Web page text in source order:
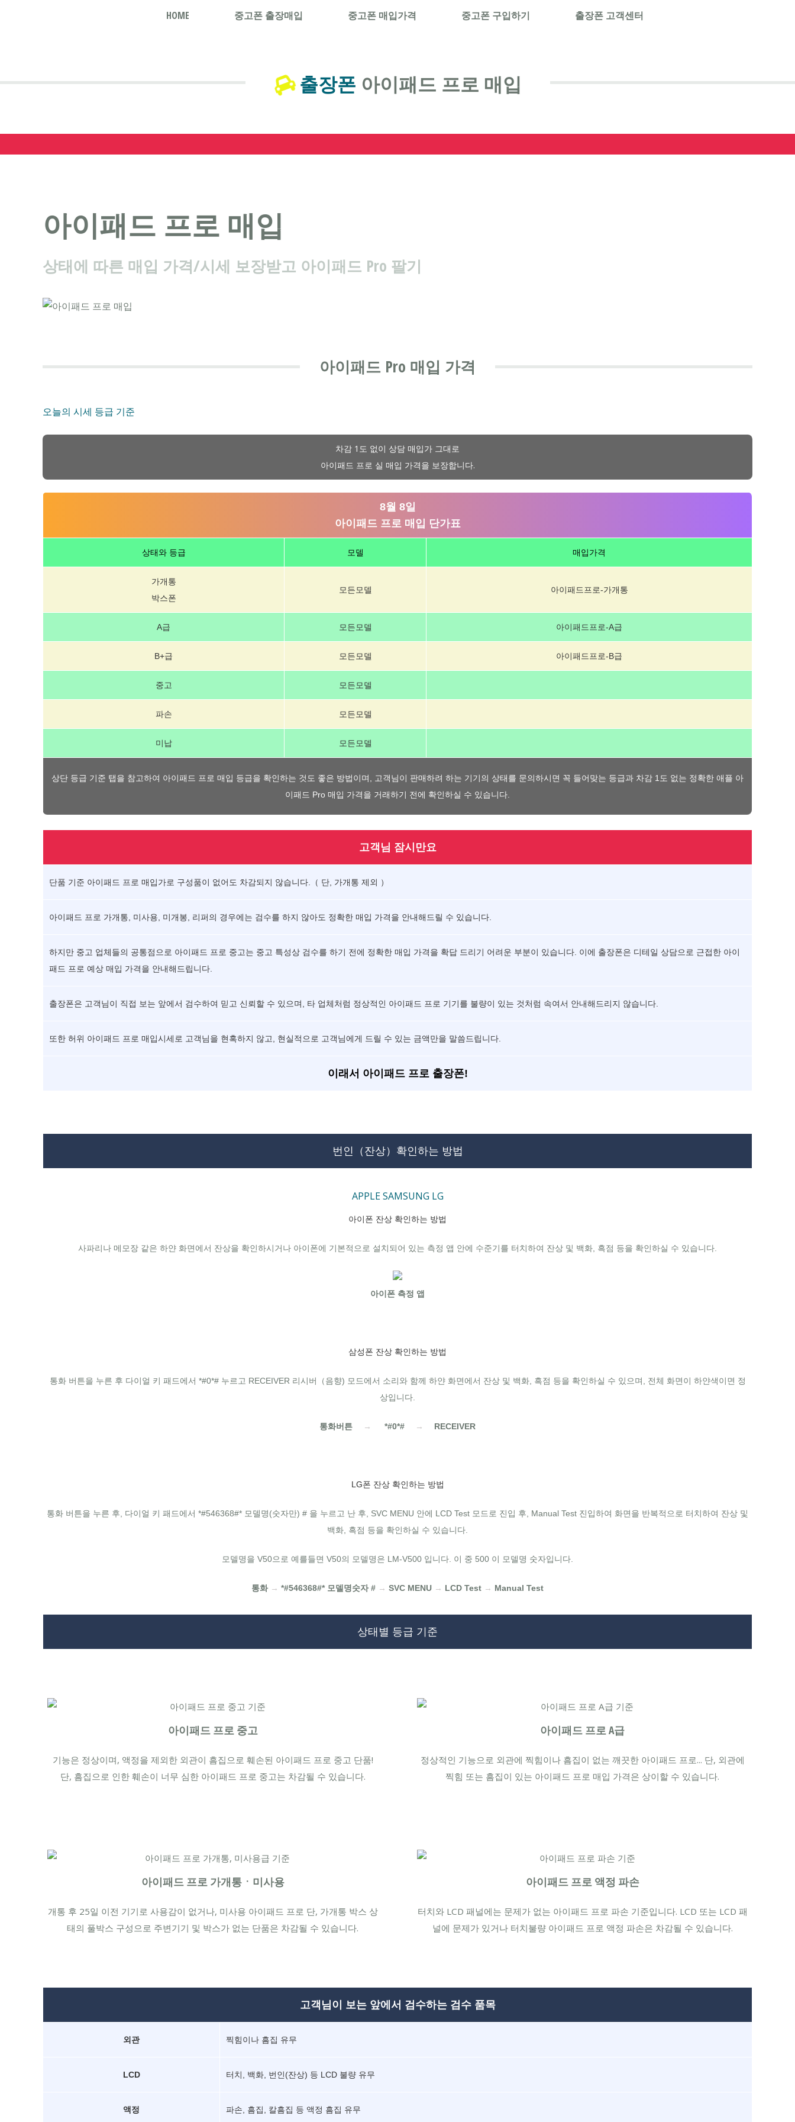
출장폰 아이패드 프로 매입
HOME 중고폰 출장매입 중고폰 매입가격 중고폰 구입하기 출장폰 고객센터
아이패드 프로 매입
상태에 따른 매입 가격/시세 보장받고 아이패드 Pro 팔기
아이패드 Pro 매입 가격
오늘의 시세 등급 기준
차감 1도 없이 상담 매입가 그대로
아이패드 프로 실 매입 가격을 보장합니다.
8월 8일
아이패드 프로 매입 단가표
상태와 등급 모델 매입가격
가개통
박스폰
모든모델 아이패드프로-가개통
A급 모든모델 아이패드프로-A급
B+급 모든모델 아이패드프로-B급
중고 모든모델
파손 모든모델
미납 모든모델
상단 등급 기준 탭을 참고하여 아이패드 프로 매입 등급을 확인하는 것도 좋은 방법이며, 고객님이 판매하려 하는 기기의 상태를 문의하시면 꼭 들어맞는 등급과 차감 1도 없는 정확한 애플 아
이패드 Pro 매입 가격을 거래하기 전에 확인하실 수 있습니다.
고객님 잠시만요
단품 기준 아이패드 프로 매입가로 구성품이 없어도 차감되지 않습니다.（ 단, 가개통 제외 ）
아이패드 프로 가개통, 미사용, 미개봉, 리퍼의 경우에는 검수를 하지 않아도 정확한 매입 가격을 안내해드릴 수 있습니다.
하지만 중고 업체들의 공통점으로 아이패드 프로 중고는 중고 특성상 검수를 하기 전에 정확한 매입 가격을 확답 드리기 어려운 부분이 있습니다. 이에 출장폰은 디테일 상담으로 근접한 아이
패드 프로 예상 매입 가격을 안내해드립니다.
출장폰은 고객님이 직접 보는 앞에서 검수하여 믿고 신뢰할 수 있으며, 타 업체처럼 정상적인 아이패드 프로 기기를 불량이 있는 것처럼 속여서 안내해드리지 않습니다.
또한 허위 아이패드 프로 매입시세로 고객님을 현혹하지 않고, 현실적으로 고객님에게 드릴 수 있는 금액만을 말씀드립니다.
이래서 아이패드 프로 출장폰!
번인（잔상）확인하는 방법
APPLE SAMSUNG LG
아이폰 잔상 확인하는 방법
사파리나 메모장 같은 하얀 화면에서 잔상을 확인하시거나 아이폰에 기본적으로 설치되어 있는 측정 앱 안에 수준기를 터치하여 잔상 및 백화, 흑점 등을 확인하실 수 있습니다.
아이폰 측정 앱
삼성폰 잔상 확인하는 방법
통화 버튼을 누른 후 다이얼 키 패드에서 *#0*# 누르고 RECEIVER 리시버（음향) 모드에서 소리와 함께 하얀 화면에서 잔상 및 백화, 흑점 등을 확인하실 수 있으며, 전체 화면이 하얀색이면 정
상입니다.
통화버튼 → *#0*# → RECEIVER
LG폰 잔상 확인하는 방법
통화 버튼을 누른 후, 다이얼 키 패드에서 *#546368#* 모델명(숫자만) # 을 누르고 난 후, SVC MENU 안에 LCD Test 모드로 진입 후, Manual Test 진입하여 화면을 반복적으로 터치하여 잔상 및
백화, 흑점 등을 확인하실 수 있습니다.
모델명을 V50으로 예를들면 V50의 모델명은 LM-V500 입니다. 이 중 500 이 모델명 숫자입니다.
통화 → *#546368#* 모델명숫자 # → SVC MENU → LCD Test → Manual Test
상태별 등급 기준
아이패드 프로 중고
기능은 정상이며, 액정을 제외한 외관이 흠집으로 훼손된 아이패드 프로 중고 단품!
단, 흠집으로 인한 훼손이 너무 심한 아이패드 프로 중고는 차감될 수 있습니다.
아이패드 프로 A급
정상적인 기능으로 외관에 찍힘이나 흠집이 없는 깨끗한 아이패드 프로... 단, 외관에
찍힘 또는 흠집이 있는 아이패드 프로 매입 가격은 상이할 수 있습니다.
아이패드 프로 가개통ㆍ미사용
개통 후 25일 이전 기기로 사용감이 없거나, 미사용 아이패드 프로 단, 가개통 박스 상
태의 풀박스 구성으로 주변기기 및 박스가 없는 단품은 차감될 수 있습니다.
아이패드 프로 액정 파손
터치와 LCD 패널에는 문제가 없는 아이패드 프로 파손 기준입니다. LCD 또는 LCD 패
널에 문제가 있거나 터치불량 아이패드 프로 액정 파손은 차감될 수 있습니다.
고객님이 보는 앞에서 검수하는 검수 품목
외관 찍힘이나 흠집 유무
LCD 터치, 백화, 번인(잔상) 등 LCD 불량 유무
액정 파손, 흠집, 칼흠집 등 액정 흠집 유무